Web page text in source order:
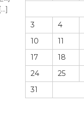
3
4
10
11
17
18
24
25
31